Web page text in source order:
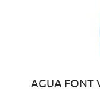
AGUA FONT